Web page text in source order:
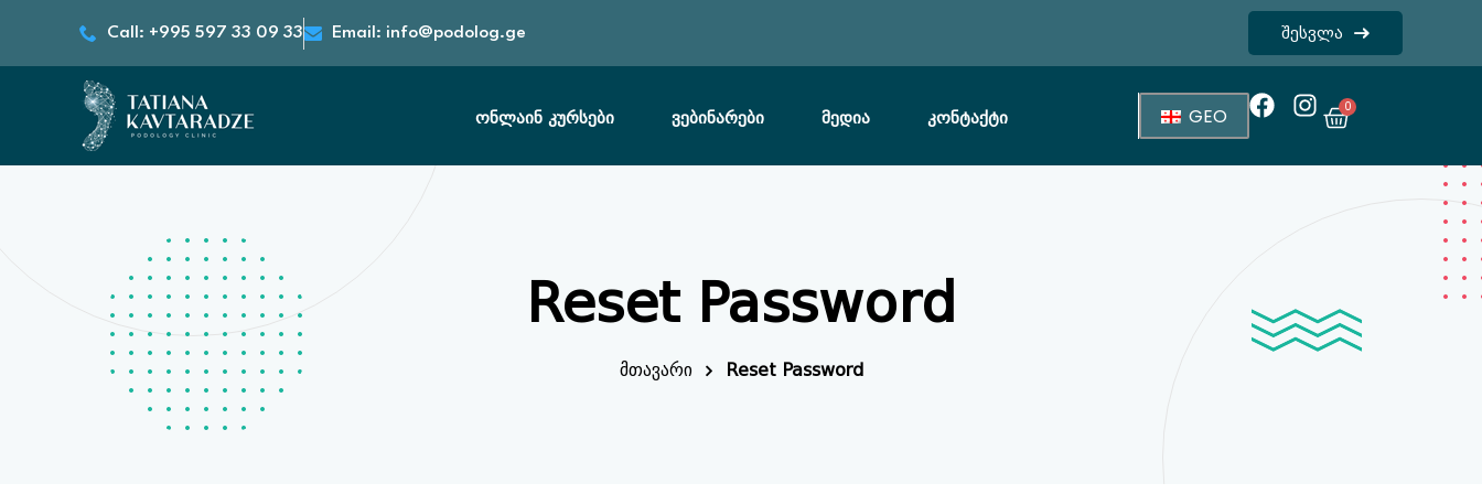
Call: +995 597 33 09 33 Email: info@podolog.ge შესვლა
ონლაინ კურსები ვებინარები მედია კონტაქტი GEO 0
Reset Password
მთავარი Reset Password